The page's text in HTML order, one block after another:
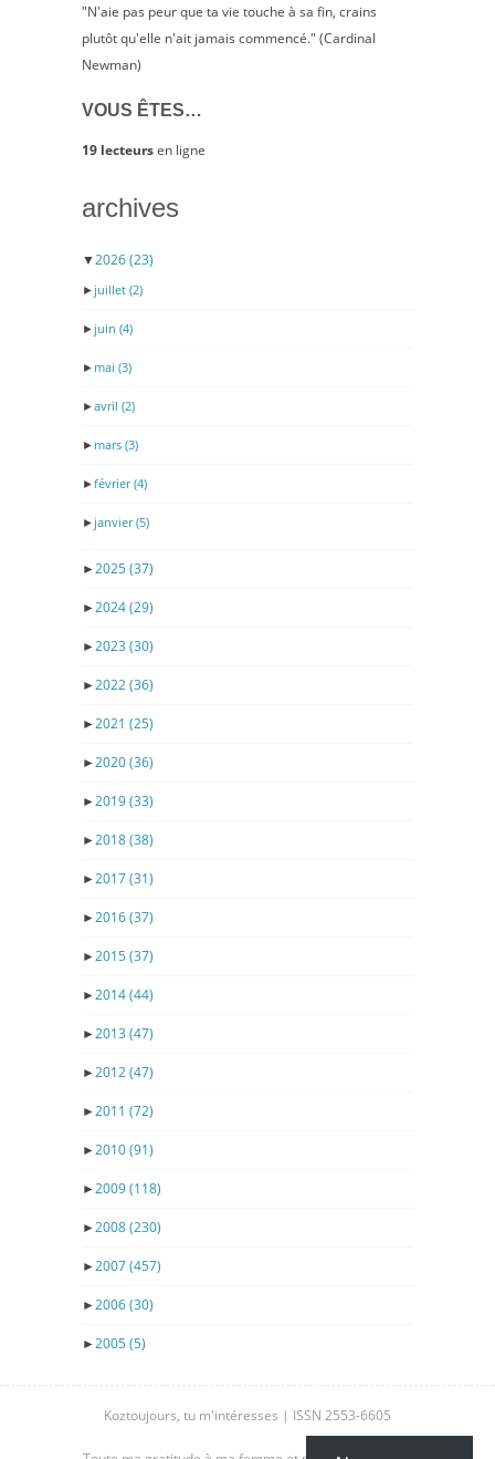
"N'aie pas peur que ta vie touche à sa fin, crains
plutôt qu'elle n'ait jamais commencé." (Cardinal
Newman)
VOUS ÊTES…
19 lecteursen ligne
archives
▼2026(23)
► juillet (2)
► juin (4)
► mai (3)
►avril (2)
► mars (3)
►février(4)
► janvier(5)
►2025(37)
►2024(29)
►2023 (30)
►2022(36)
►2021 (25)
►2020(36)
►2019(33)
►2018(38)
►2017(31)
►2016(37)
►2015(37)
►2014(44)
►2013 (47)
►2012(47)
►2011 (72)
►2010(91)
►2009(118)
►2008(230)
►2007(457)
►2006(30)
►2005(5)
Koztoujours, tu m'intéresses | ISSN 2553-6605